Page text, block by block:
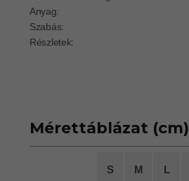
Anyag:
Szabás:
Részletek:
Mérettáblázat (cm)
S M L